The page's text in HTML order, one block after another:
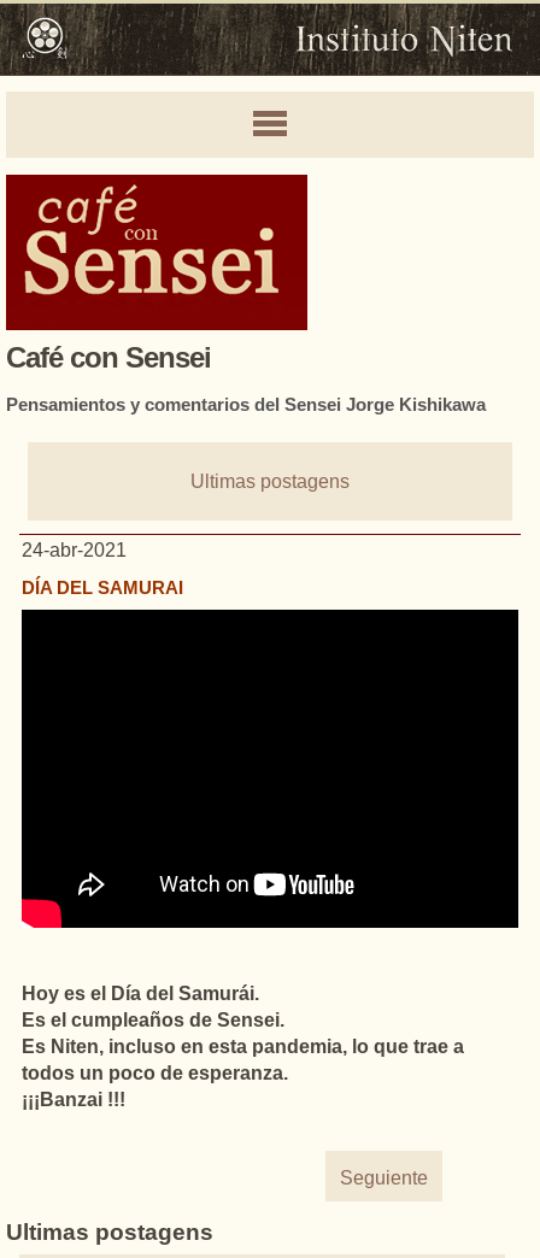
Café con Sensei
Pensamientos y comentarios del Sensei Jorge Kishikawa
Ultimas postagens
24-abr-2021
DÍA DEL SAMURAI
Hoy es el Día del Samurái.
Es el cumpleaños de Sensei.
Es Niten, incluso en esta pandemia, lo que trae a
todos un poco de esperanza.
¡¡¡Banzai !!!
Seguiente
Ultimas postagens